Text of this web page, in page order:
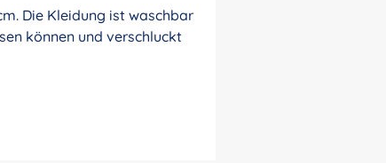
Die Kleidung ist waschbar
können und verschluckt